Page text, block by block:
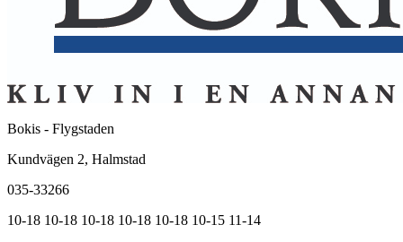
Bokis - Flygstaden
Kundvägen 2, Halmstad
035-33266
10-18 10-18 10-18 10-18 10-18 10-15 11-14